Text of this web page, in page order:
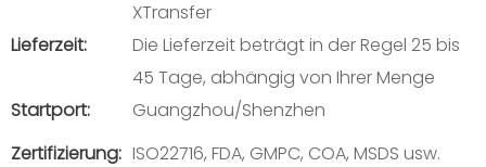
XTransfer
Lieferzeit:
Die Lieferzeit beträgt in der Regel 25 bis
45 Tage, abhängig von Ihrer Menge
Startport:
Guangzhou/Shenzhen
Zertifizierung: ISO22716, FDA, GMPC, COA, MSDS usw.